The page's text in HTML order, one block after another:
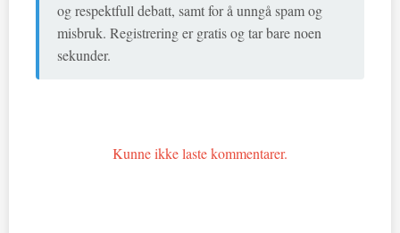
og respektfull debatt, samt for å unngå spam og
misbruk. Registrering er gratis og tar bare noen
sekunder.
Kunne ikke laste kommentarer.